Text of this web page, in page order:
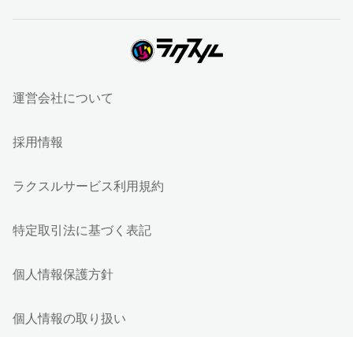
運営会社について
採用情報
ラクスルサービス利用規約
特定取引法に基づく表記
個人情報保護方針
個人情報の取り扱い